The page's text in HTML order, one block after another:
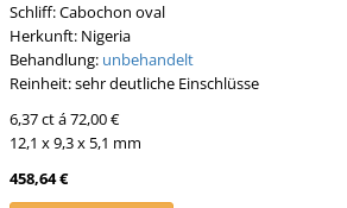
Schliff: Cabochon oval
Herkunft: Nigeria
Behandlung: unbehandelt
Reinheit: sehr deutliche Einschlüsse
6,37 ct á 72,00 €
12,1 x 9,3 x 5,1 mm
458,64 €